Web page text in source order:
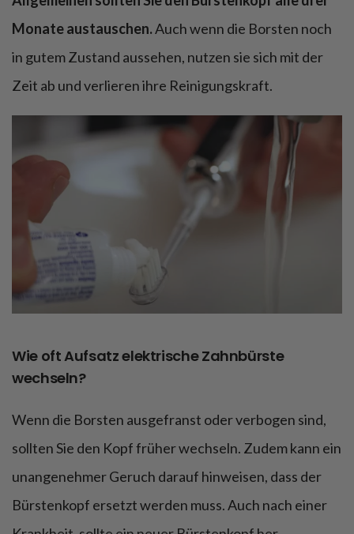
Monate austauschen.Auch wenn die Borsten noch
in gutem Zustand aussehen, nutzen sie sich mit der
Zeit ab und verlieren ihre Reinigungskraft.
Wie oft Aufsatz elektrische Zahnbürste
wechseln?
Wenn die Borsten ausgefranst oder verbogen sind,
sollten Sie den Kopf früher wechseln. Zudem kann ein
unangenehmer Geruch darauf hinweisen, dass der
Bürstenkopf ersetzt werden muss. Auch nach einer